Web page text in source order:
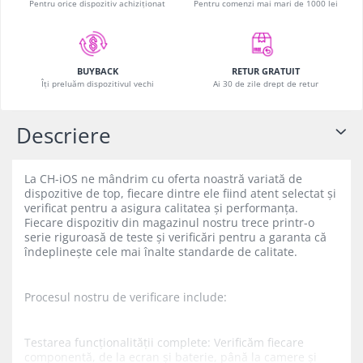
MacBook Pro
Căști și boxe portabile
iPad Gen. 11, A16 (2025)
iPad Gen. 2 (2011)
iPad Gen. 3 (2012)
iPad Gen. 4 (2012)
iPad Gen. 5, 9.7" (2017)
iPad Gen. 7, 10.2" (2019)
iPad Gen. 9, 10.2" (2021)
iPad Mini 1 (2012)
iPad Mini 2 (2013)
iPad Mini 3 (2014)
iPad Mini 4 (2015)
iPad Pro 10.5 (2017)
iPad Pro 11 Gen. 2 (2020)
Pentru orice dispozitiv achiziționat Pentru comenzi mai mari de 1000 lei
BUYBACK
Îți preluăm dispozitivul vechi
RETUR GRATUIT
Ai 30 de zile drept de retur
Descriere
La CH-iOS ne mândrim cu oferta noastră variată de
dispozitive de top, fiecare dintre ele fiind atent selectat și
verificat pentru a asigura calitatea și performanța.
Fiecare dispozitiv din magazinul nostru trece printr-o
serie riguroasă de teste și verificări pentru a garanta că
îndeplinește cele mai înalte standarde de calitate.
Procesul nostru de verificare include:
Testarea funcționalității complete: Verificăm fiecare
componentă, de la ecran și baterie, până la camere și